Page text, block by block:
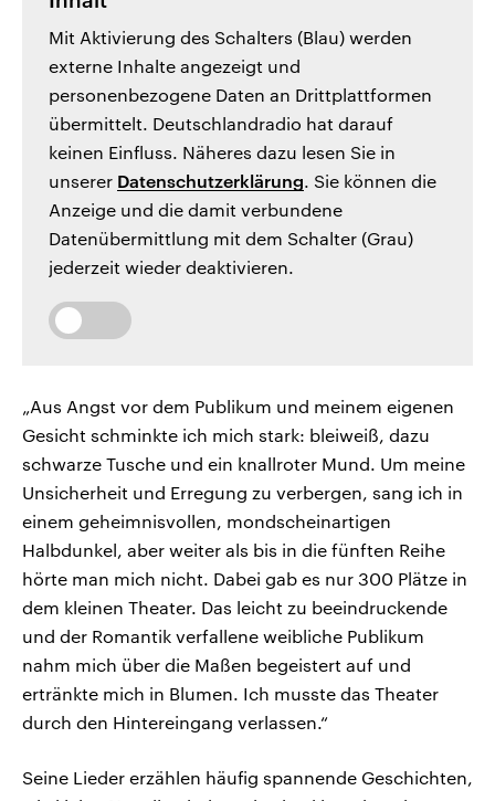
Mit Aktivierung des Schalters (Blau) werden
externe Inhalte angezeigt und
personenbezogene Daten an Drittplattformen
übermittelt. Deutschlandradio hat darauf
keinen Einfluss. Näheres dazu lesen Sie in
unserer Datenschutzerklärung. Sie können die
Anzeige und die damit verbundene
Datenübermittlung mit dem Schalter (Grau)
jederzeit wieder deaktivieren.
„Aus Angst vor dem Publikum und meinem eigenen
Gesicht schminkte ich mich stark: bleiweiß, dazu
schwarze Tusche und ein knallroter Mund. Um meine
Unsicherheit und Erregung zu verbergen, sang ich in
einem geheimnisvollen, mondscheinartigen
Halbdunkel, aber weiter als bis in die fünften Reihe
hörte man mich nicht. Dabei gab es nur 300 Plätze in
dem kleinen Theater. Das leicht zu beeindruckende
und der Romantik verfallene weibliche Publikum
nahm mich über die Maßen begeistert auf und
ertränkte mich in Blumen. Ich musste das Theater
durch den Hintereingang verlassen.“
Seine Lieder erzählen häufig spannende Geschichten,